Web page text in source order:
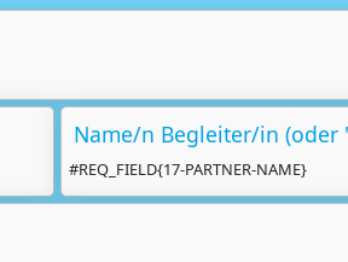
Name/n Begleiter/in
#REQ_FIELD{17-PARTNER-NAME}